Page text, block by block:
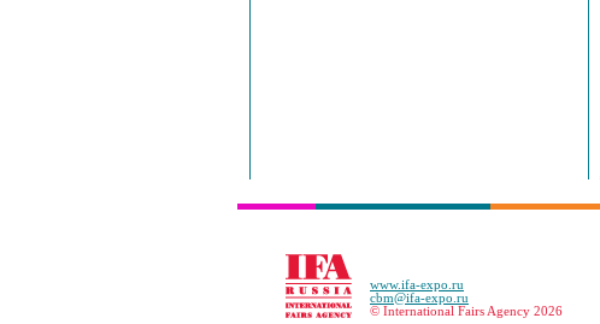
www.ifa-expo.ru
cbm@ifa-expo.ru
© International Fairs Agency 2026